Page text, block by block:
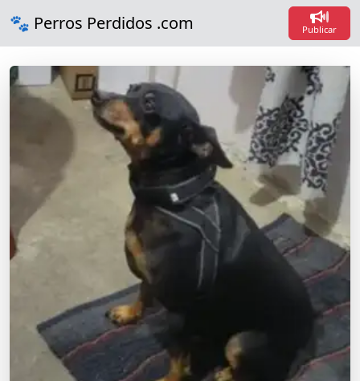
🐾 Perros Perdidos .com Publicar